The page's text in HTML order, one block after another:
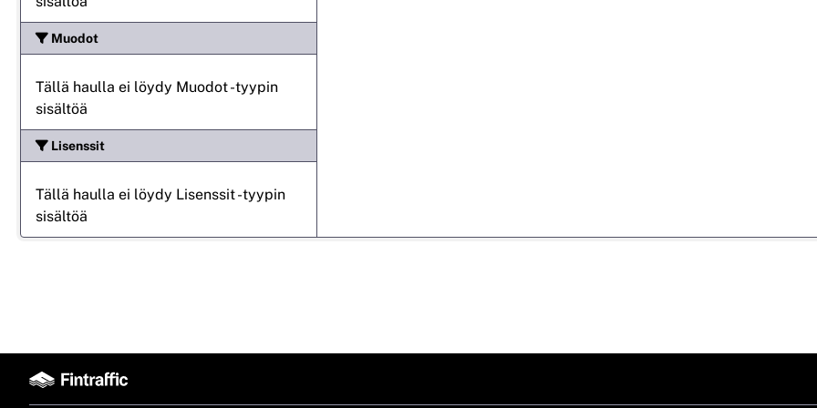
Muodot
Tällä haulla ei löydy Muodot -tyypin
sisältöä
Lisenssit
Tällä haulla ei löydy Lisenssit -tyypin
sisältöä